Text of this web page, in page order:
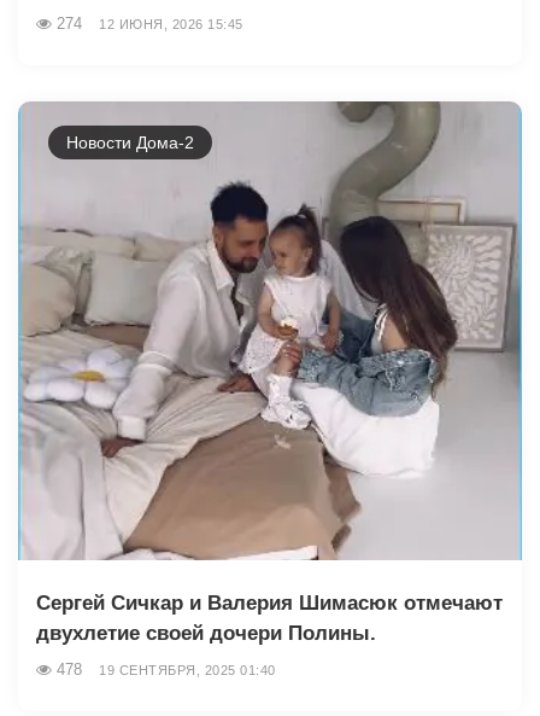
274 12 ИЮНЯ, 2026 15:45
Новости Дома-2
Сергей Сичкар и Валерия Шимасюк отмечают
двухлетие своей дочери Полины.
478 19 СЕНТЯБРЯ, 2025 01:40